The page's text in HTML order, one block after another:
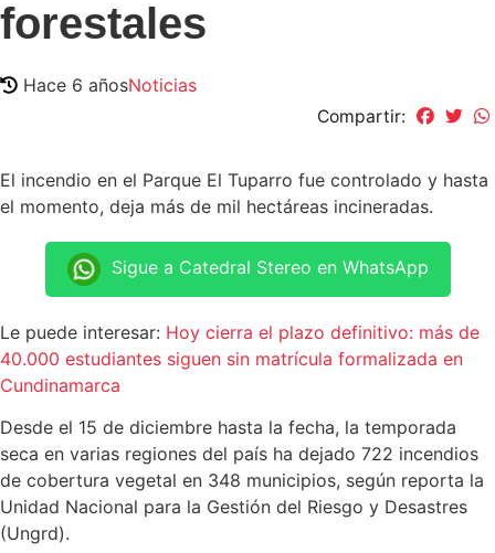
forestales
Hace 6 añosNoticias
Compartir:
El incendio en el Parque El Tuparro fue controlado y hasta
el momento, deja más de mil hectáreas incineradas.
Sigue a Catedral Stereo en WhatsApp
Le puede interesar: Hoy cierra el plazo definitivo: más de
40.000 estudiantes siguen sin matrícula formalizada en
Cundinamarca
Desde el 15 de diciembre hasta la fecha, la temporada
seca en varias regiones del país ha dejado 722 incendios
de cobertura vegetal en 348 municipios, según reporta la
Unidad Nacional para la Gestión del Riesgo y Desastres
(Ungrd).